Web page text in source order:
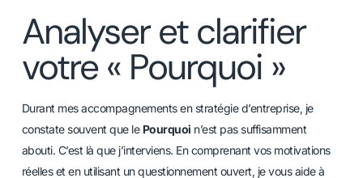
Analyser et clarifier
votre « Pourquoi »
Durant mes accompagnements en stratégie d’entreprise, je
constate souvent que le Pourquoi n’est pas suffisamment
abouti. C’est là que j’interviens. En comprenant vos motivations
réelles et en utilisant un questionnement ouvert, je vous aide à